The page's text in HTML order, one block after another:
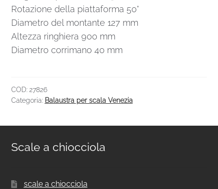
Rotazione della piattaforma 50°
Diametro del montante 127 mm
Altezza ringhiera 900 mm
Diametro corrimano 40 mm
COD: 27826
Categoria: Balaustra per scala Venezia
Scale a chiocciola
scale a chiocciola